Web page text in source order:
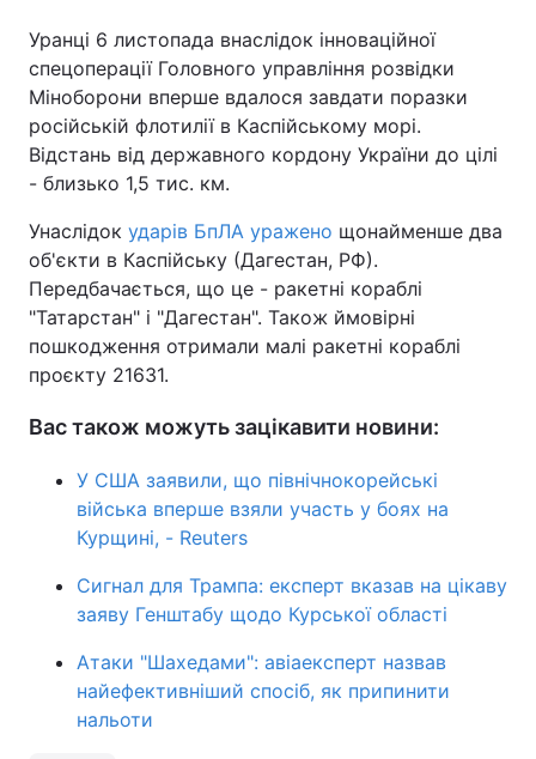
Уранці 6 листопада внаслідок інноваційної
спецоперації Головного управління розвідки
Міноборони вперше вдалося завдати поразки
російській флотилії в Каспійському морі.
Відстань від державного кордону України до цілі
- близько 1,5 тис. км.
Унаслідок ударів БпЛА уражено щонайменше два
об'єкти в Каспійську (Дагестан, РФ).
Передбачається, що це - ракетні кораблі
"Татарстан" і "Дагестан". Також ймовірні
пошкодження отримали малі ракетні кораблі
проєкту 21631.
Вас також можуть зацікавити новини:
У США заявили, що північнокорейські
війська вперше взяли участь у боях на
Курщині, - Reuters
Сигнал для Трампа: експерт вказав на цікаву
заяву Генштабу щодо Курської області
Атаки "Шахедами": авіаексперт назвав
найефективніший спосіб, як припинити
нальоти